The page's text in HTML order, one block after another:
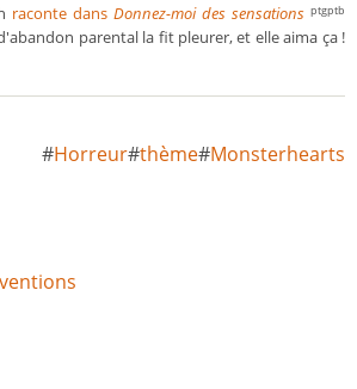
raconte dans Donnez-moi des sensations ptgptb
parental la fit pleurer, et elle aima ça !
Horreur thème Monsterhearts